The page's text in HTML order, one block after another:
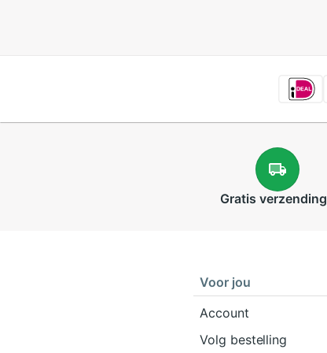
Gratis verzending
Voor jou
Account
Volg bestelling